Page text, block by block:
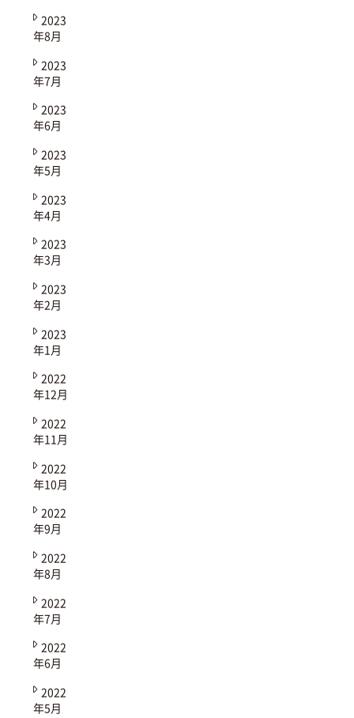
2023
年8月
2023
年7月
2023
年6月
2023
年5月
2023
年4月
2023
年3月
2023
年2月
2023
年1月
2022
年12月
2022
年11月
2022
年10月
2022
年9月
2022
年8月
2022
年7月
2022
年6月
2022
年5月